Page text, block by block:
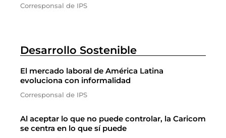
Corresponsal de IPS
Desarrollo Sostenible
El mercado laboral de América Latina
evoluciona con informalidad
Corresponsal de IPS
Al aceptar lo que no puede controlar, la Caricom
se centra en lo que sí puede